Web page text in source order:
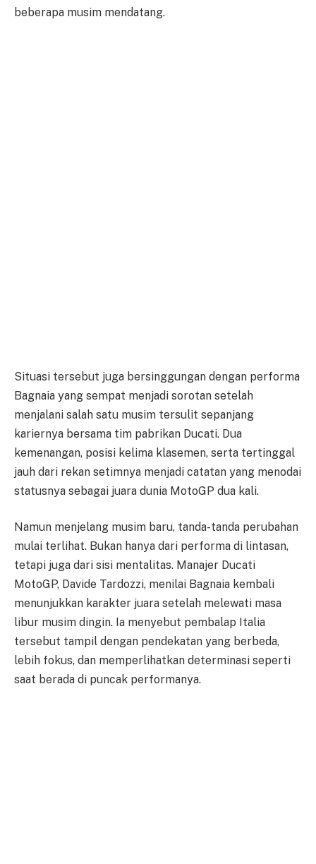
beberapa musim mendatang.
Situasi tersebut juga bersinggungan dengan performa
Bagnaia yang sempat menjadi sorotan setelah
menjalani salah satu musim tersulit sepanjang
kariernya bersama tim pabrikan Ducati. Dua
kemenangan, posisi kelima klasemen, serta tertinggal
jauh dari rekan setimnya menjadi catatan yang menodai
statusnya sebagai juara dunia MotoGP dua kali.
Namun menjelang musim baru, tanda-tanda perubahan
mulai terlihat. Bukan hanya dari performa di lintasan,
tetapi juga dari sisi mentalitas. Manajer Ducati
MotoGP, Davide Tardozzi, menilai Bagnaia kembali
menunjukkan karakter juara setelah melewati masa
libur musim dingin. Ia menyebut pembalap Italia
tersebut tampil dengan pendekatan yang berbeda,
lebih fokus, dan memperlihatkan determinasi seperti
saat berada di puncak performanya.